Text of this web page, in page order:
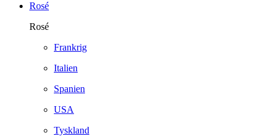
Rosé
Rosé
Frankrig
Italien
Spanien
USA
Tyskland